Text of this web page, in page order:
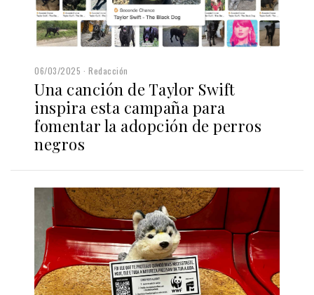
06/03/2025 Redacción
Una canción de Taylor Swift
inspira esta campaña para
fomentar la adopción de perros
negros